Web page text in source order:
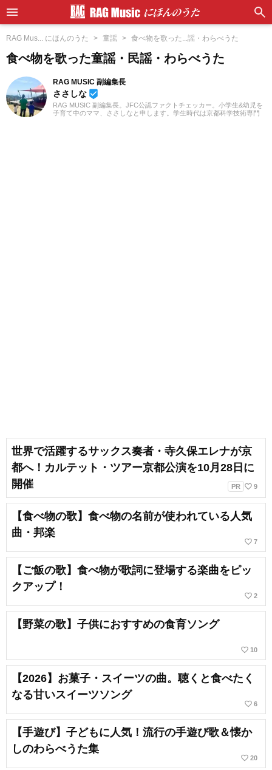
RAG Mus... にほんのうた 童謡 食べ物を歌った...謡・わらべうた
食べ物を歌った童謡・民謡・わらべうた
RAG MUSIC 副編集長
ささしな beenhere
RAG MUSIC 副編集長。JFC公認ファクトチェッカー。小学生&幼児を
子育て中のママ、ささしなと申します。学生時代は京都科学技術専門
世界で活躍するサックス奏者・寺久保エレナが京
都へ！カルテット・ツアー京都公演を10月28日に
開催
PR favorite_border 9
【食べ物の歌】食べ物の名前が使われている人気
曲・邦楽
favorite_border 7
【ご飯の歌】食べ物が歌詞に登場する楽曲をピッ
クアップ！
favorite_border 2
【野菜の歌】子供におすすめの食育ソング
favorite_border 10
【2026】お菓子・スイーツの曲。聴くと食べたく
なる甘いスイーツソング
favorite_border 6
【手遊び】子どもに人気！流行の手遊び歌＆懐か
しのわらべうた集
favorite_border 20